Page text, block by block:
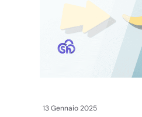
13 Gennaio 2025